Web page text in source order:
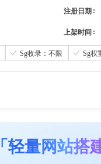
注册日期
上架时间
Sg收录：不限 Sg权
「轻量网站搭